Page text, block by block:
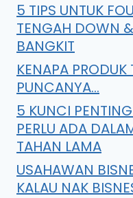
5 TIPS UNTUK
TENGAH DOWN
BANGKIT
KENAPA PRODUK
PUNCANYA…
5 KUNCI
PERLU ADA
TAHAN LAMA
USAHAWAN
KALAU NAK